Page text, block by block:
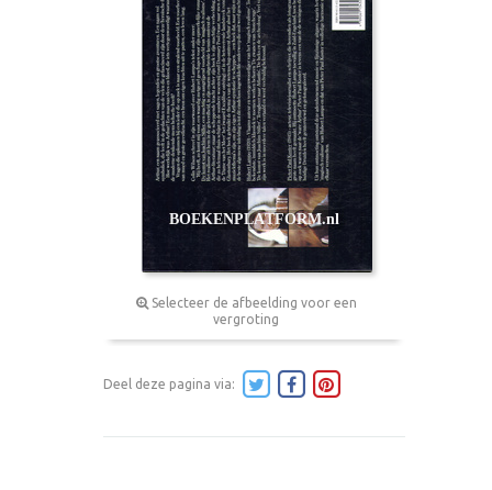
Selecteer de afbeelding voor een
vergroting
Deel deze pagina via: